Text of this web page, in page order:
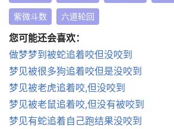
紫微斗数 六道轮回
您可能还会喜欢：
做梦梦到被蛇追着咬但没咬到
梦见被很多狗追着咬但是没咬到
梦见被老虎追着咬,但没咬到
梦见被老鼠追着咬,但没有被咬到
梦见有蛇追着自己跑结果没咬到